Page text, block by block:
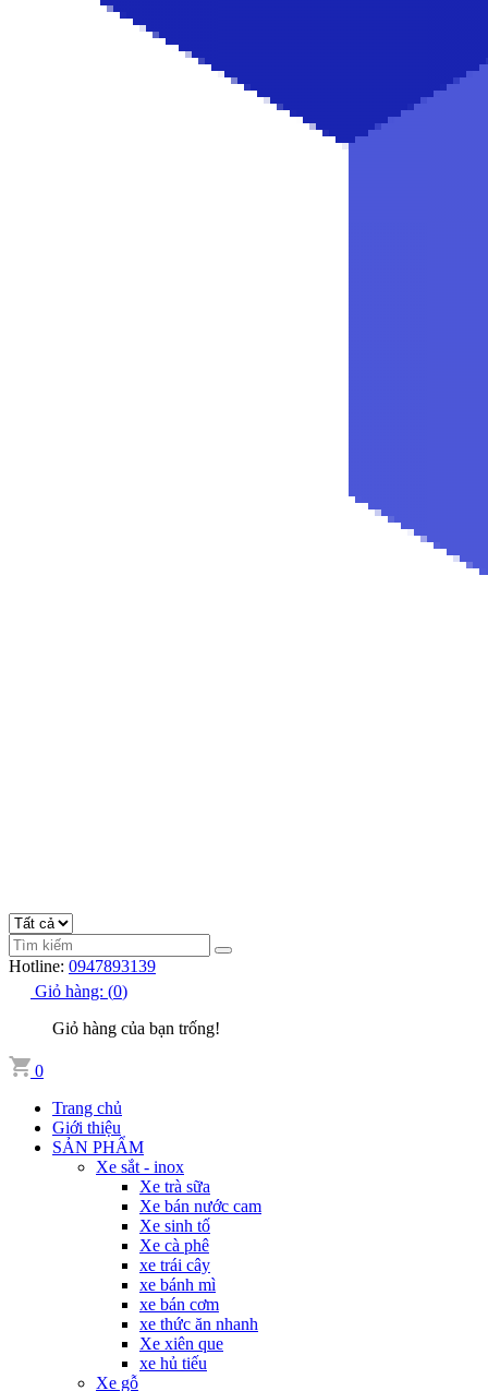
Hotline: 0947893139
Giỏ hàng: (0)
Giỏ hàng của bạn trống!
0
Trang chủ
Giới thiệu
SẢN PHẨM
Xe sắt - inox
Xe trà sữa
Xe bán nước cam
Xe sinh tố
Xe cà phê
xe trái cây
xe bánh mì
xe bán cơm
xe thức ăn nhanh
Xe xiên que
xe hủ tiếu
Xe gỗ